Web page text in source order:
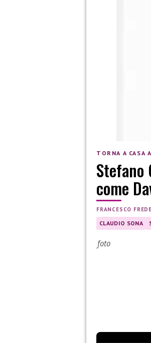
TORNA A CASA
Stefano
come
FRANCESCO
CLAUDIO SONA
foto